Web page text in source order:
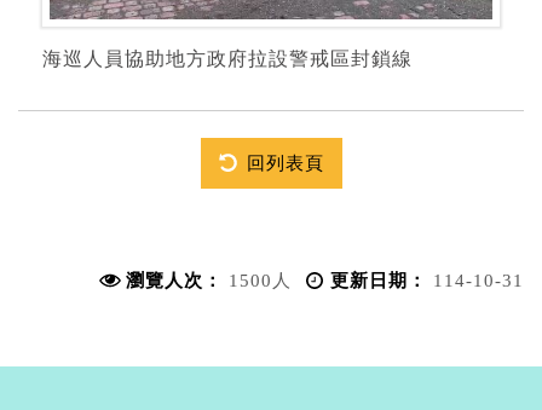
海巡人員協助地方政府拉設警戒區封鎖線
回列表頁
瀏覽人次： 1500人 更新日期： 114-10-31